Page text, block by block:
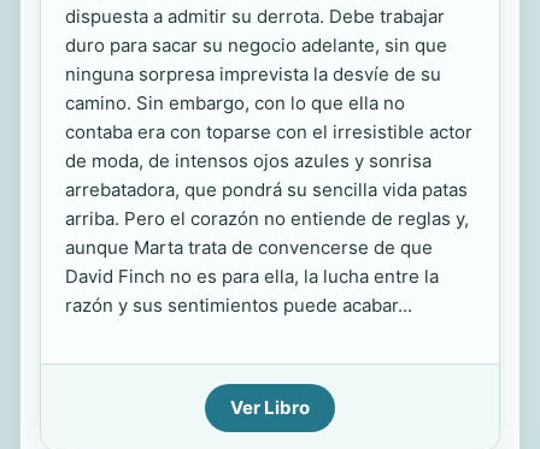
dispuesta a admitir su derrota. Debe trabajar
duro para sacar su negocio adelante, sin que
ninguna sorpresa imprevista la desvíe de su
camino. Sin embargo, con lo que ella no
contaba era con toparse con el irresistible actor
de moda, de intensos ojos azules y sonrisa
arrebatadora, que pondrá su sencilla vida patas
arriba. Pero el corazón no entiende de reglas y,
aunque Marta trata de convencerse de que
David Finch no es para ella, la lucha entre la
razón y sus sentimientos puede acabar...
Ver Libro